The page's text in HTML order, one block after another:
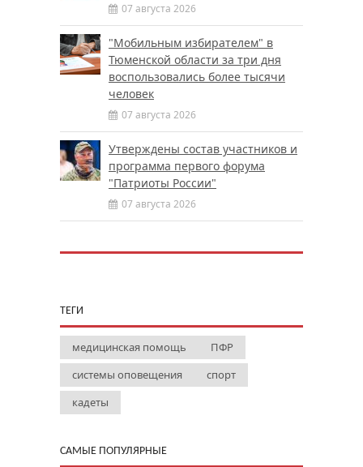
07 августа 2026
"Мобильным избирателем" в
Тюменской области за три дня
воспользовались более тысячи
человек
07 августа 2026
Утверждены состав участников и
программа первого форума
"Патриоты России"
07 августа 2026
ТЕГИ
медицинская помощь
ПФР
системы оповещения
спорт
кадеты
САМЫЕ ПОПУЛЯРНЫЕ